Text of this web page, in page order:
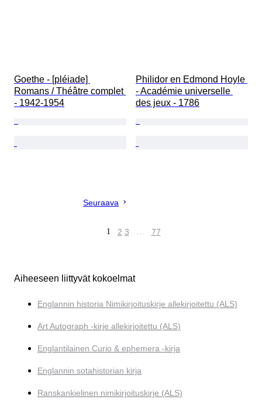
Goethe - [pléiade]
Romans / Théâtre complet
- 1942-1954
Philidor en Edmond Hoyle
- Académie universelle
des jeux - 1786
Seuraava
1 2 3 … 77
Aiheeseen liittyvät kokoelmat
Englannin historia Nimikirjoituskirje allekirjoitettu (ALS)
Art Autograph -kirje allekirjoitettu (ALS)
Englantilainen Curio & ephemera -kirja
Englannin sotahistorian kirja
Ranskankielinen nimikirjoituskirje (ALS)